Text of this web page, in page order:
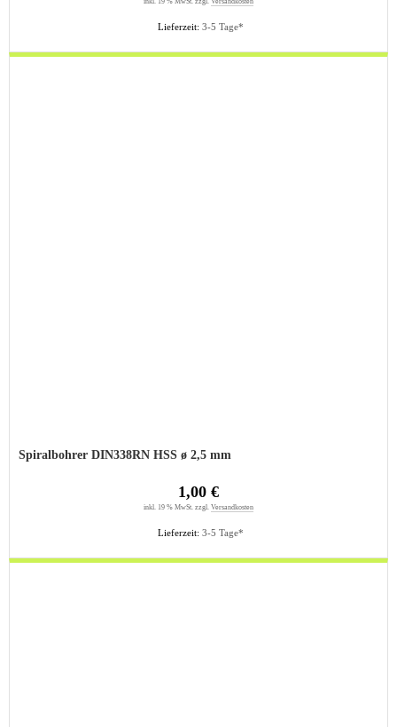
Lieferzeit: 3-5 Tage*
Spiralbohrer DIN338RN HSS ø 2,5 mm
Lieferzeit: 3-5 Tage*
1,00 €
inkl. 19 % MwSt. zzgl. Versandkosten